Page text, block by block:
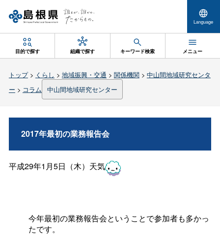
Language
目的で探す 組織で探す キーワード検索 メニュー
トップ> くらし > 地域振興・交通 > 関係機関> 中山間地域研究センタ
ー > コラム 中山間地域研究センター
2017年最初の業務報告会
平成29年1月5日（木）天気
今年最初の業務報告会ということで参加者も多かっ
たです。